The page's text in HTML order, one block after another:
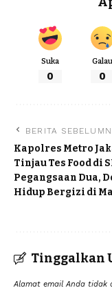
Suka
0
Galau
0
BERITA
Kapolres Metro
Tinjau Tes Food di
Pegangsaan Dua,
Hidup Bergizi di
Tinggalkan
Alamat email Anda tidak